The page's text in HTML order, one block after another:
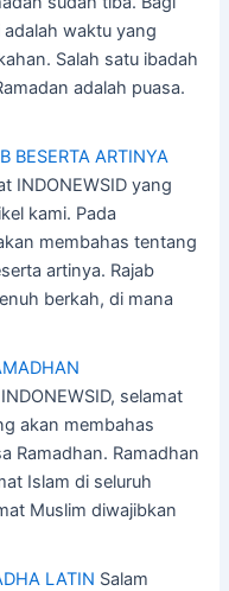
waktu yang
Salah satu ibadah
adalah puasa.
BESERTA ARTINYA
INDONEWSID yang
kami. Pada
membahas tentang
artinya. Rajab
berkah, di mana
selamat
akan membahas
Ramadhan. Ramadhan
Islam di seluruh
Muslim diwajibkan
LATIN Salam